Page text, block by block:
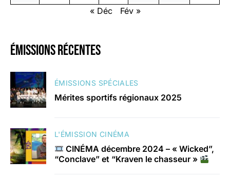
« Déc Fév »
émissions récentes
ÉMISSIONS SPÉCIALES
Mérites sportifs régionaux 2025
L'ÉMISSION CINÉMA
CINÉMA décembre 2024 – « Wicked”,
“Conclave” et “Kraven le chasseur »